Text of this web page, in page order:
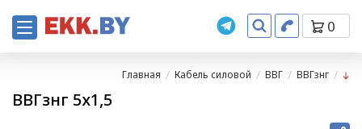
0
Главная Кабель силовой ВВГ ВВГзнг
ВВГзнг 5х1,5